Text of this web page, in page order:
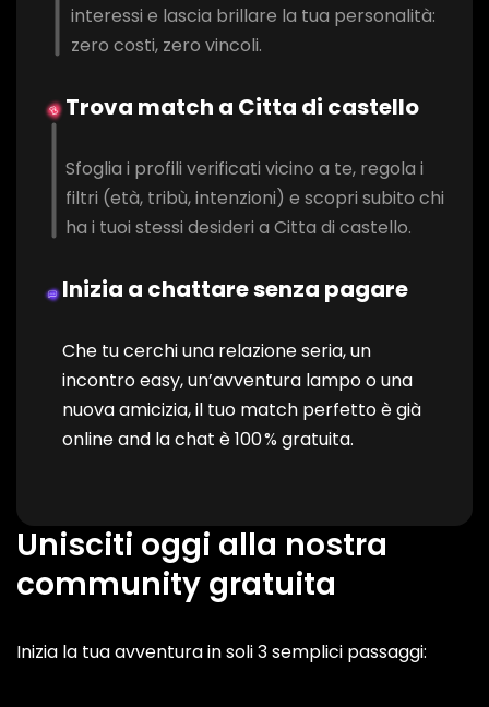
interessi e lascia brillare la tua personalità:
zero costi, zero vincoli.
Trova match a Citta di castello
Sfoglia i profili verificati vicino a te, regola i
filtri (età, tribù, intenzioni) e scopri subito chi
ha i tuoi stessi desideri a Citta di castello.
Inizia a chattare senza pagare
Che tu cerchi una relazione seria, un
incontro easy, un’avventura lampo o una
nuova amicizia, il tuo match perfetto è già
online and la chat è 100 % gratuita.
Unisciti oggi alla nostra
community gratuita
Inizia la tua avventura in soli 3 semplici passaggi: